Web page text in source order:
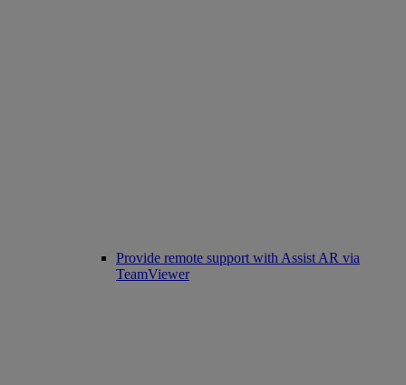
Provide remote support with Assist AR via
TeamViewer